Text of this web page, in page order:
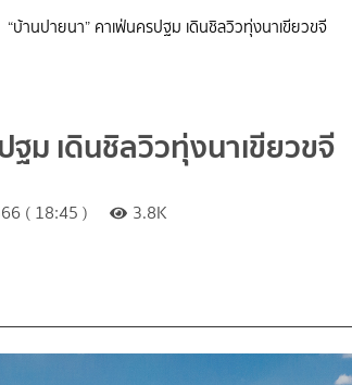
“บ้านปายนา” คาเฟ่นครปฐม เดินชิลวิวทุ่งนาเขียวขจี
ม เดินชิลวิวทุ่งนาเขียวขจี
( 18:45 ) 3.8K